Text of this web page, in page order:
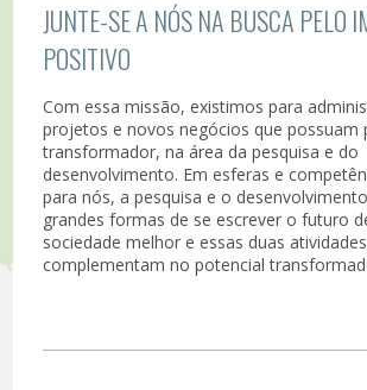
JUNTE-SE A NÓS NA BUSCA PELO
POSITIVO
Com essa missão, existimos para
projetos e novos negócios que possuam
transformador, na área da pesquisa e do
desenvolvimento. Em esferas e
para nós, a pesquisa e o
grandes formas de se escrever o futuro
sociedade melhor e essas duas
complementam no potencial